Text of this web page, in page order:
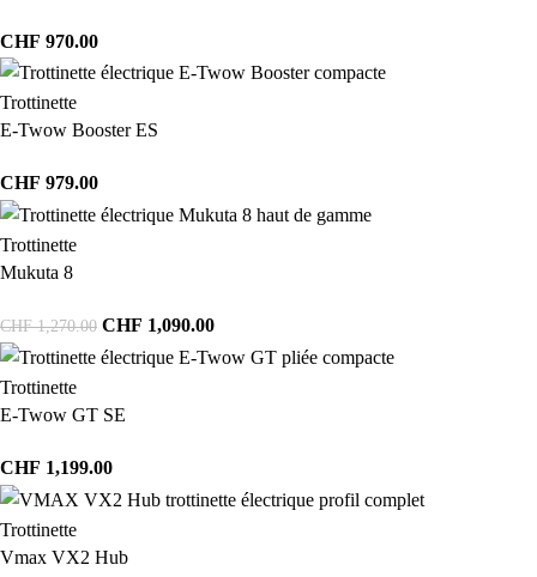
CHF 970.00
Trottinette
E-Twow Booster ES
CHF 979.00
Trottinette
Mukuta 8
CHF1,270.00 CHF 1,090.00
Trottinette
E-Twow GT SE
CHF 1,199.00
Trottinette
Vmax VX2 Hub